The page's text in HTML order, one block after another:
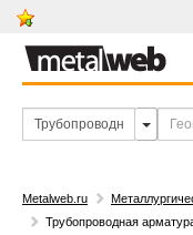
Metalweb.ru
Трубопроводная